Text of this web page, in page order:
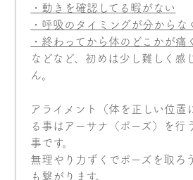
・動きを確認してる暇がない
・呼吸のタイミングが分からな
・終わってから体のどこかが痛
などなど、初めは少し難しく感
ん。
アライメント（体を正しい位置
る事はアーサナ（ポーズ）を行
事です。
無理やり力ずくでポーズを取ろ
も繋がります。